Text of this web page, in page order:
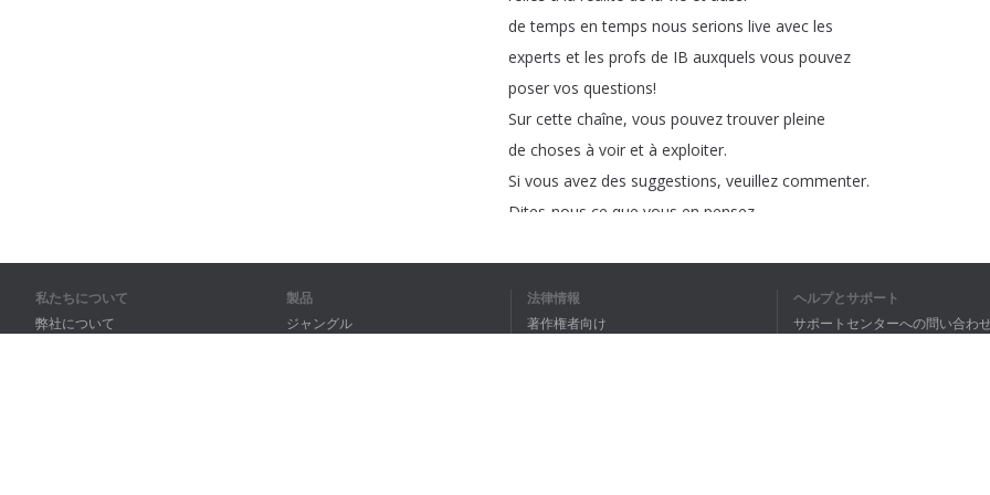
de temps en temps nous serions live avec les
experts et les profs de IB auxquels vous pouvez
poser vos questions!
Sur cette chaîne, vous pouvez trouver pleine
de choses à voir et à exploiter.
Si vous avez des suggestions, veuillez commenter.
Dites-nous ce que vous en pensez
envoyez-nous compte insta:
Et d'heure,des inscriptions sont dans le description ci-dessous
私たちについて
弊社について
製品
ジャングル
法律情報
著作権者向け
ヘルプとサポート
サポートセンターへの問い合わ